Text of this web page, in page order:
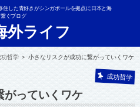
した青好きがシンガポールを拠点に日本と海
ぐブログ
外ライフ
功哲学 小さなリスクが成功に繋がっていくワケ
成功哲学
がっていくワケ